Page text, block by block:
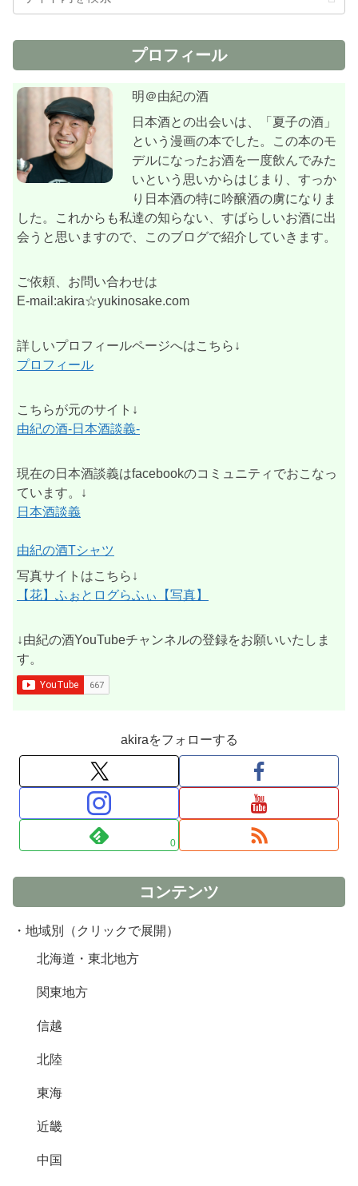
プロフィール
明＠由紀の酒
日本酒との出会いは、「夏子の酒」
という漫画の本でした。この本のモ
デルになったお酒を一度飲んでみた
いという思いからはじまり、すっか
り日本酒の特に吟醸酒の虜になりま
した。これからも私達の知らない、すばらしいお酒に出
会うと思いますので、このブログで紹介していきます。
ご依頼、お問い合わせは
E-mail:akira☆yukinosake.com
詳しいプロフィールページへはこちら↓
プロフィール
こちらが元のサイト↓
由紀の酒-日本酒談義-
現在の日本酒談義はfacebookのコミュニティでおこなっ
ています。↓
日本酒談義
由紀の酒Tシャツ
写真サイトはこちら↓
【花】ふぉとログらふぃ【写真】
↓由紀の酒YouTubeチャンネルの登録をお願いいたしま
す。
akiraをフォローする
0
コンテンツ
・地域別（クリックで展開）
北海道・東北地方
関東地方
信越
北陸
東海
近畿
中国